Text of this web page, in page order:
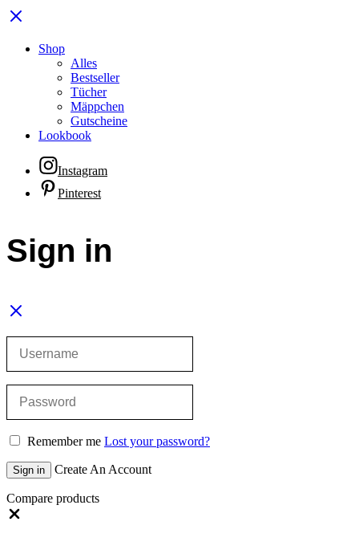
Shop
Alles
Bestseller
Tücher
Mäppchen
Gutscheine
Lookbook
Instagram
Pinterest
Sign in
Remember me Lost your password?
Sign in Create An Account
Compare products